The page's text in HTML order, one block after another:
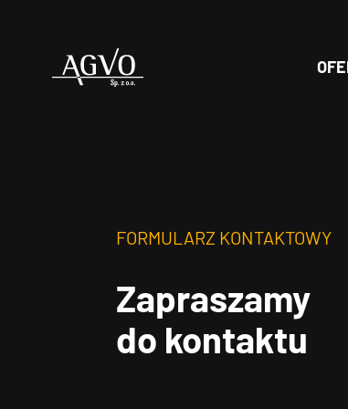
Header
FORMULARZ KONTAKTOWY
Zapraszamy
do kontaktu